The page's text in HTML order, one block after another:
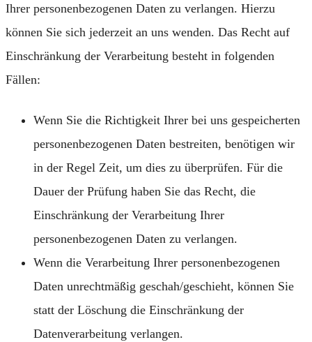
Ihrer personenbezogenen Daten zu verlangen. Hierzu
können Sie sich jederzeit an uns wenden. Das Recht auf
Einschränkung der Verarbeitung besteht in folgenden
Fällen:
Wenn Sie die Richtigkeit Ihrer bei uns gespeicherten
personenbezogenen Daten bestreiten, benötigen wir
in der Regel Zeit, um dies zu überprüfen. Für die
Dauer der Prüfung haben Sie das Recht, die
Einschränkung der Verarbeitung Ihrer
personenbezogenen Daten zu verlangen.
Wenn die Verarbeitung Ihrer personenbezogenen
Daten unrechtmäßig geschah/geschieht, können Sie
statt der Löschung die Einschränkung der
Datenverarbeitung verlangen.